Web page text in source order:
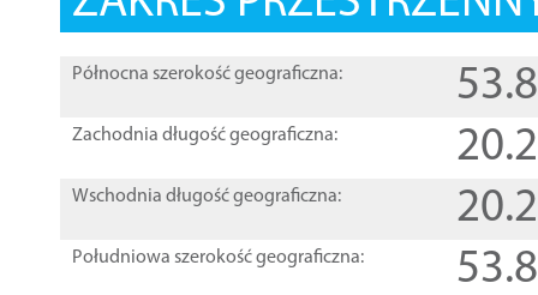
Północna szerokość geograficzna:
Zachodnia długość geograficzna:
Wschodnia długość geograficzna:
Południowa szerokość geograficzna: